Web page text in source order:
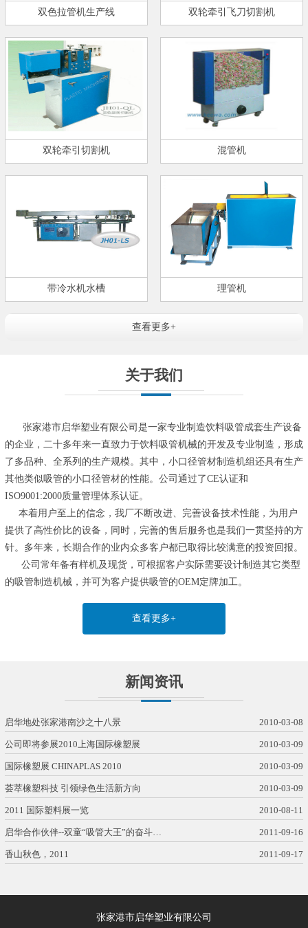
双色拉管机生产线 双轮牵引飞刀切割机
双轮牵引切割机 混管机
带冷水机水槽 理管机
查看更多+
关于我们
张家港市启华塑业有限公司是一家专业制造饮料吸管成套生产设备
的企业，二十多年来一直致力于饮料吸管机械的开发及专业制造，形成
了多品种、全系列的生产规模。其中，小口径管材制造机组还具有生产
其他类似吸管的小口径管材的性能。公司通过了CE认证和
ISO9001:2000质量管理体系认证。
本着用户至上的信念，我厂不断改进、完善设备技术性能，为用户
提供了高性价比的设备，同时，完善的售后服务也是我们一贯坚持的方
针。多年来，长期合作的业内众多客户都已取得比较满意的投资回报。
公司常年备有样机及现货，可根据客户实际需要设计制造其它类型
的吸管制造机械，并可为客户提供吸管的OEM定牌加工。
查看更多+
新闻资讯
启华地处张家港南沙之十八景 2010-03-08
公司即将参展2010上海国际橡塑展 2010-03-09
国际橡塑展 CHINAPLAS 2010 2010-03-09
荟萃橡塑科技 引领绿色生活新方向 2010-03-09
2011 国际塑料展一览 2010-08-11
启华合作伙伴--双童“吸管大王”的奋斗… 2011-09-16
香山秋色，2011 2011-09-17
张家港市启华塑业有限公司